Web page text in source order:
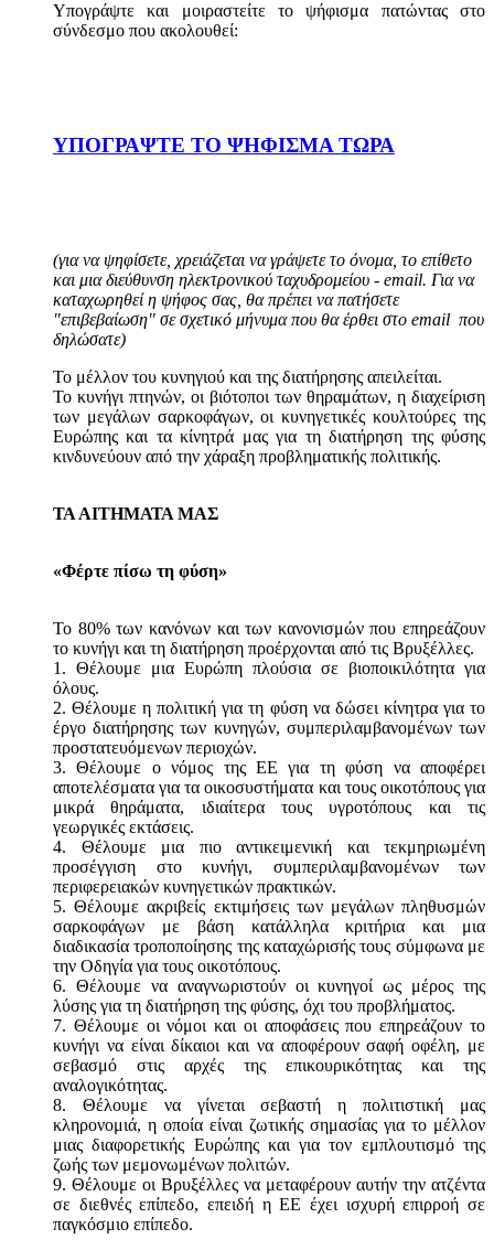
Υπογράψτε και μοιραστείτε το ψήφισμα πατώντας στο
σύνδεσμο που ακολουθεί:
ΥΠΟΓΡΑΨΤΕ ΤΟ ΨΗΦΙΣΜΑ ΤΩΡΑ
(για να ψηφίσετε, χρειάζεται να γράψετε το όνομα, το επίθετο
και μια διεύθυνση ηλεκτρονικού ταχυδρομείου - email. Για να
καταχωρηθεί η ψήφος σας, θα πρέπει να πατήσετε
"επιβεβαίωση" σε σχετικό μήνυμα που θα έρθει στο email που
δηλώσατε)
Το μέλλον του κυνηγιού και της διατήρησης απειλείται.
Το κυνήγι πτηνών, οι βιότοποι των θηραμάτων, η διαχείριση
των μεγάλων σαρκοφάγων, οι κυνηγετικές κουλτούρες της
Ευρώπης και τα κίνητρά μας για τη διατήρηση της φύσης
κινδυνεύουν από την χάραξη προβληματικής πολιτικής.
ΤΑ ΑΙΤΗΜΑΤΑ ΜΑΣ
«Φέρτε πίσω τη φύση»
Το 80% των κανόνων και των κανονισμών που επηρεάζουν
το κυνήγι και τη διατήρηση προέρχονται από τις Βρυξέλλες.
1. Θέλουμε μια Ευρώπη πλούσια σε βιοποικιλότητα για
όλους.
2. Θέλουμε η πολιτική για τη φύση να δώσει κίνητρα για το
έργο διατήρησης των κυνηγών, συμπεριλαμβανομένων των
προστατευόμενων περιοχών.
3. Θέλουμε ο νόμος της ΕΕ για τη φύση να αποφέρει
αποτελέσματα για τα οικοσυστήματα και τους οικοτόπους για
μικρά θηράματα, ιδιαίτερα τους υγροτόπους και τις
γεωργικές εκτάσεις.
4. Θέλουμε μια πιο αντικειμενική και τεκμηριωμένη
προσέγγιση στο κυνήγι, συμπεριλαμβανομένων των
περιφερειακών κυνηγετικών πρακτικών.
5. Θέλουμε ακριβείς εκτιμήσεις των μεγάλων πληθυσμών
σαρκοφάγων με βάση κατάλληλα κριτήρια και μια
διαδικασία τροποποίησης της καταχώρισής τους σύμφωνα με
την Οδηγία για τους οικοτόπους.
6. Θέλουμε να αναγνωριστούν οι κυνηγοί ως μέρος της
λύσης για τη διατήρηση της φύσης, όχι του προβλήματος.
7. Θέλουμε οι νόμοι και οι αποφάσεις που επηρεάζουν το
κυνήγι να είναι δίκαιοι και να αποφέρουν σαφή οφέλη, με
σεβασμό στις αρχές της επικουρικότητας και της
αναλογικότητας.
8. Θέλουμε να γίνεται σεβαστή η πολιτιστική μας
κληρονομιά, η οποία είναι ζωτικής σημασίας για το μέλλον
μιας διαφορετικής Ευρώπης και για τον εμπλουτισμό της
ζωής των μεμονωμένων πολιτών.
9. Θέλουμε οι Βρυξέλλες να μεταφέρουν αυτήν την ατζέντα
σε διεθνές επίπεδο, επειδή η ΕΕ έχει ισχυρή επιρροή σε
παγκόσμιο επίπεδο.